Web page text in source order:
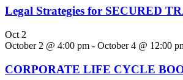
Legal Strategies for SECURED
Oct 2
October 2 @ 4:00 pm - October 4 @ 12:00
CORPORATE LIFE CYCLE